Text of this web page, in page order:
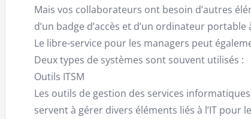
Mais vos collaborateurs ont besoin d’autres
d’un badge d’accès et d’un ordinateur
Le libre-service pour les managers peut
Deux types de systèmes sont souvent utilisés :
Outils ITSM
Les outils de gestion des services
servent à gérer divers éléments liés à l’IT pour